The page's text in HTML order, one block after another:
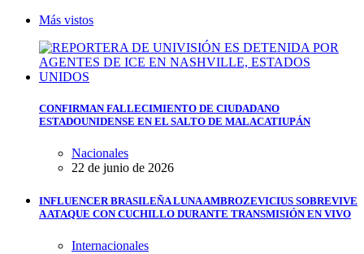
Más vistos
CONFIRMAN FALLECIMIENTO DE CIUDADANO
ESTADOUNIDENSE EN EL SALTO DE MALACATIUPÁN
Nacionales
22 de junio de 2026
INFLUENCER BRASILEÑA LUNA AMBROZEVICIUS SOBREVIVE
A ATAQUE CON CUCHILLO DURANTE TRANSMISIÓN EN VIVO
Internacionales